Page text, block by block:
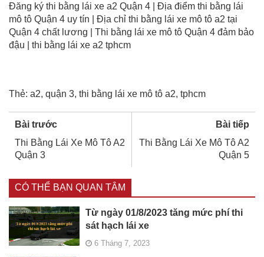
Đăng ký thi bằng lái xe a2 Quận 4 | Địa điểm thi bằng lái
mô tô Quận 4 uy tín | Địa chỉ thi bằng lái xe mô tô a2 tại
Quận 4 chất lương | Thi bằng lái xe mô tô Quận 4 đảm bảo
đậu | thi bằng lái xe a2 tphcm
Thẻ: a2, quận 3, thi bằng lái xe mô tô a2, tphcm
Bài trước
Thi Bằng Lái Xe Mô Tô A2
Quận 3
Bài tiếp
Thi Bằng Lái Xe Mô Tô A2
Quận 5
CÓ THỂ BẠN QUAN TÂM
Từ ngày 01/8/2023 tăng mức phí thi
sát hạch lái xe
6 Tháng 7, 2023